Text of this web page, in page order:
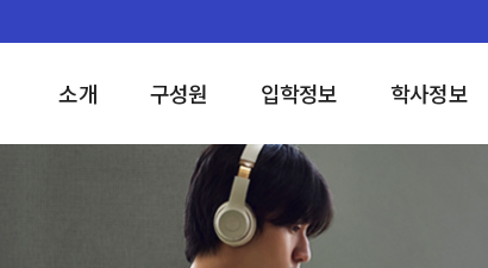
소개 구성원 입학정보 학사정보